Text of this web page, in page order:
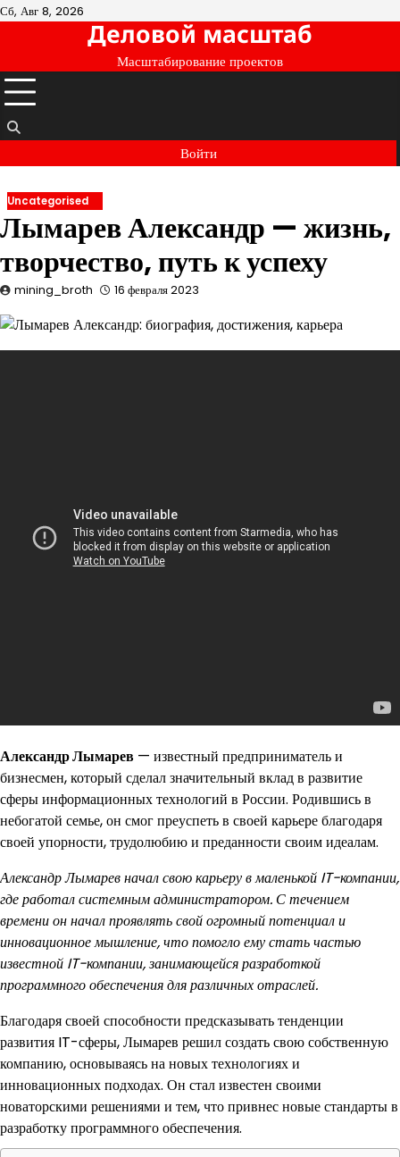
Перейти
Сб, Авг 8, 2026
Деловой масштаб
Масштабирование проектов
Войти
Uncategorised
Лымарев Александр — жизнь,
творчество, путь к успеху
mining_broth 16 февраля 2023
Александр Лымарев — известный предприниматель и
бизнесмен, который сделал значительный вклад в развитие
сферы информационных технологий в России. Родившись в
небогатой семье, он смог преуспеть в своей карьере благодаря
своей упорности, трудолюбию и преданности своим идеалам.
Александр Лымарев начал свою карьеру в маленькой IT-компании,
где работал системным администратором. С течением
времени он начал проявлять свой огромный потенциал и
инновационное мышление, что помогло ему стать частью
известной IT-компании, занимающейся разработкой
программного обеспечения для различных отраслей.
Благодаря своей способности предсказывать тенденции
развития IT-сферы, Лымарев решил создать свою собственную
компанию, основываясь на новых технологиях и
инновационных подходах. Он стал известен своими
новаторскими решениями и тем, что привнес новые стандарты в
разработку программного обеспечения.